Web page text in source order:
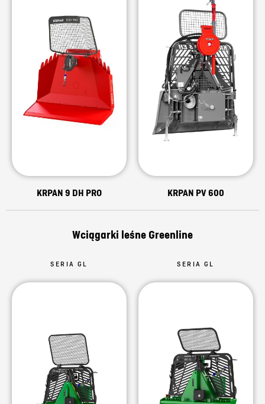
KRPAN 9 DH PRO KRPAN PV 600
Wciągarki leśne Greenline
SERIA GL SERIA GL